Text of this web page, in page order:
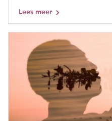
Lees meer